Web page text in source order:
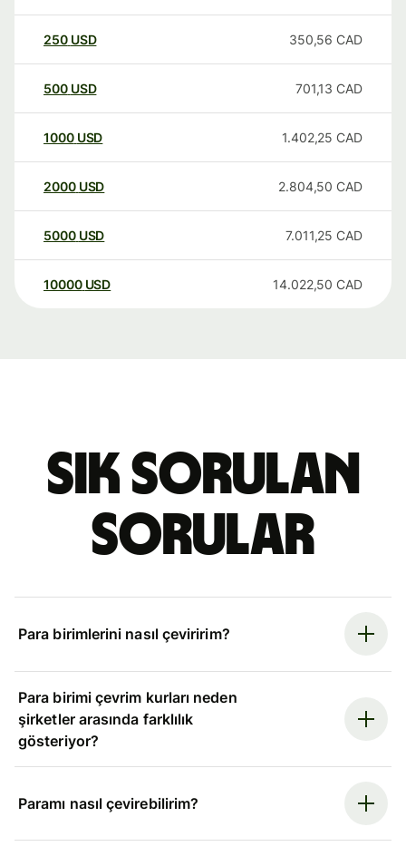
250 USD 350,56 CAD
500 USD 701,13 CAD
1000 USD 1.402,25 CAD
2000 USD 2.804,50 CAD
5000 USD 7.011,25 CAD
10000 USD 14.022,50 CAD
Sık sorulan
sorular
Para birimlerini nasıl çeviririm?
Para birimi çevrim kurları neden
şirketler arasında farklılık
gösteriyor?
Paramı nasıl çevirebilirim?